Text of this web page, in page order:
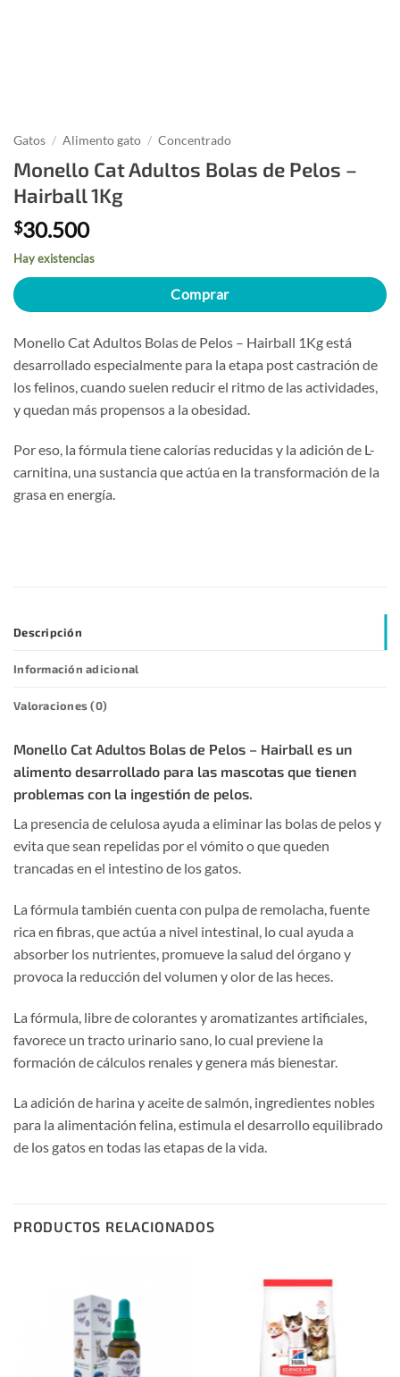
Gatos / Alimento gato / Concentrado
Monello Cat Adultos Bolas de Pelos –
Hairball 1Kg
$30.500
Hay existencias
Comprar
Monello Cat Adultos Bolas de Pelos – Hairball 1Kg está
desarrollado especialmente para la etapa post castración de
los felinos, cuando suelen reducir el ritmo de las actividades,
y quedan más propensos a la obesidad.
Por eso, la fórmula tiene calorías reducidas y la adición de L-
carnitina, una sustancia que actúa en la transformación de la
grasa en energía.
Descripción
Información adicional
Valoraciones (0)
Monello Cat Adultos Bolas de Pelos – Hairball es un
alimento desarrollado para las mascotas que tienen
problemas con la ingestión de pelos.
La presencia de celulosa ayuda a eliminar las bolas de pelos y
evita que sean repelidas por el vómito o que queden
trancadas en el intestino de los gatos.
La fórmula también cuenta con pulpa de remolacha, fuente
rica en fibras, que actúa a nivel intestinal, lo cual ayuda a
absorber los nutrientes, promueve la salud del órgano y
provoca la reducción del volumen y olor de las heces.
La fórmula, libre de colorantes y aromatizantes artificiales,
favorece un tracto urinario sano, lo cual previene la
formación de cálculos renales y genera más bienestar.
La adición de harina y aceite de salmón, ingredientes nobles
para la alimentación felina, estimula el desarrollo equilibrado
de los gatos en todas las etapas de la vida.
PRODUCTOS RELACIONADOS